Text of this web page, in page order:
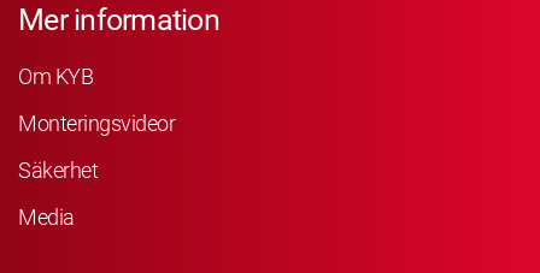
Mer information
Om KYB
Monteringsvideor
Säkerhet
Media